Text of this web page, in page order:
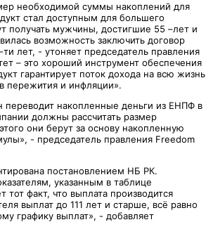
необходимой суммы накоплений для
стал доступным для большего
получать мужчины, достигшие 55 –лет и
возможность заключить договор
лет, - утоняет председатель правления
– это хороший инструмент обеспечения
гарантирует поток дохода на всю жизнь
пережития и инфляции».
переводит накопленные деньги из ЕНПФ в
должны рассчитать размер
они берут за основу накопленную
- председатель правления Freedom
постановлением НБ РК.
указанным в таблице
тот факт, что выплата производится
выплат до 111 лет и старше, всё равно
графику выплат», - добавляет